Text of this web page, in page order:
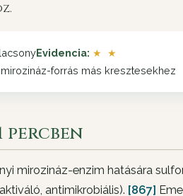
Evidencia: ★ ★
forrás más kresztesekhez
mirozináz-enzim hatására
antimikrobiális). [867]